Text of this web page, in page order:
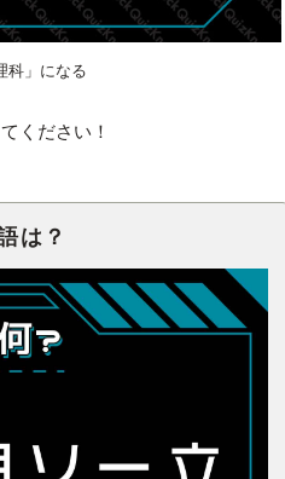
科」になる
てください！
は？